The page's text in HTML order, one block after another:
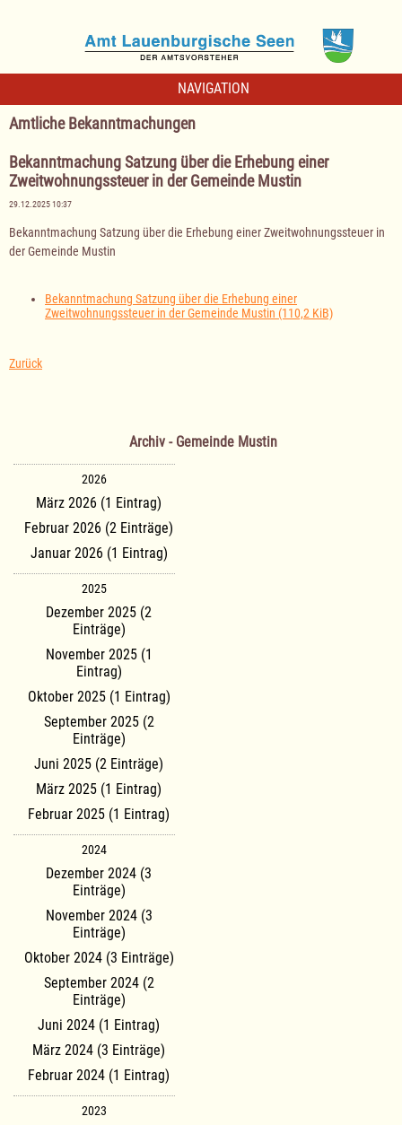
NAVIGATION
Amtliche Bekanntmachungen
Bekanntmachung Satzung über die Erhebung einer
Zweitwohnungssteuer in der Gemeinde Mustin
29.12.2025 10:37
Bekanntmachung Satzung über die Erhebung einer Zweitwohnungssteuer in
der Gemeinde Mustin
Bekanntmachung Satzung über die Erhebung einer
Zweitwohnungssteuer in der Gemeinde Mustin (110,2 KiB)
Zurück
Archiv - Gemeinde Mustin
2026
März 2026 (1 Eintrag)
Februar 2026 (2 Einträge)
Januar 2026 (1 Eintrag)
2025
Dezember 2025 (2
Einträge)
November 2025 (1
Eintrag)
Oktober 2025 (1 Eintrag)
September 2025 (2
Einträge)
Juni 2025 (2 Einträge)
März 2025 (1 Eintrag)
Februar 2025 (1 Eintrag)
2024
Dezember 2024 (3
Einträge)
November 2024 (3
Einträge)
Oktober 2024 (3 Einträge)
September 2024 (2
Einträge)
Juni 2024 (1 Eintrag)
März 2024 (3 Einträge)
Februar 2024 (1 Eintrag)
2023